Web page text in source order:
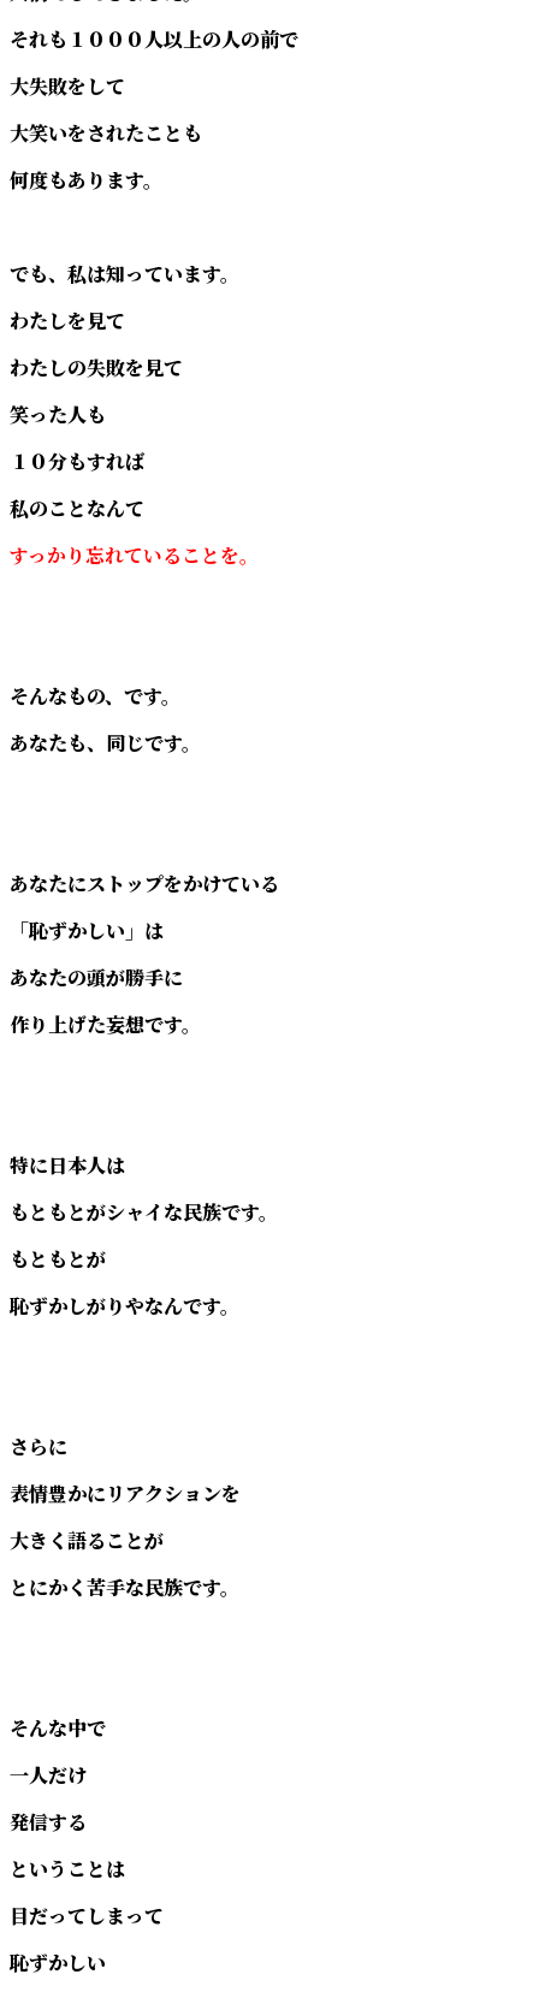
それも１０００人以上の人の前で
大失敗をして
大笑いをされたことも
何度もあります。
でも、私は知っています。
わたしを見て
わたしの失敗を見て
笑った人も
１０分もすれば
私のことなんて
すっかり忘れていることを。
そんなもの、です。
あなたも、同じです。
あなたにストップをかけている
「恥ずかしい」は
あなたの頭が勝手に
作り上げた妄想です。
特に日本人は
もともとがシャイな民族です。
もともとが
恥ずかしがりやなんです。
さらに
表情豊かにリアクションを
大きく語ることが
とにかく苦手な民族です。
そんな中で
一人だけ
発信する
ということは
目だってしまって
恥ずかしい